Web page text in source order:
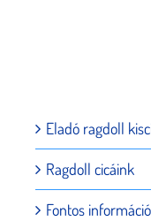
Eladó ragdoll
Ragdoll cicáink
Fontos